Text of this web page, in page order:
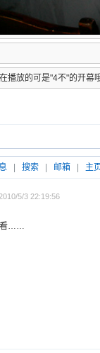
播放的可是"4不"的开幕
搜索 邮箱 主
5/3 22:19:56
看……